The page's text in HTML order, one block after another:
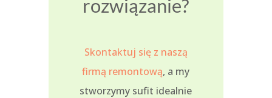
rozwiązanie?
Skontaktuj się z naszą
firmą remontową, a my
stworzymy sufit idealnie